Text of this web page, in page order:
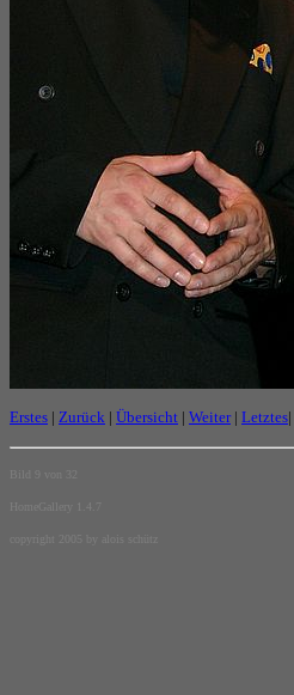
Erstes | Zurück | Übersicht | Weiter| Letztes|
Bild 9 von 32
HomeGallery 1.4.7